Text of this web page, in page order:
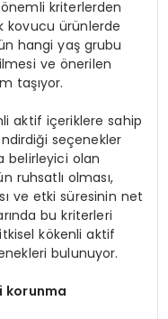
kriterlerden
kovucu ürünlerde
hangi yaş grubu
ve önerilen
taşıyor.
aktif içeriklere sahip
seçenekler
belirleyici olan
ruhsatlı olması,
ve etki süresinin net
bu kriterleri
kökenli aktif
bulunuyor.
korunma